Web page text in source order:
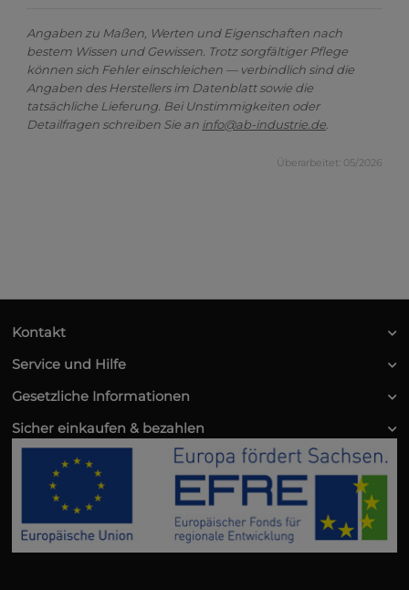
Angaben zu Maßen, Werten und Eigenschaften nach
bestem Wissen und Gewissen. Trotz sorgfältiger Pflege
können sich Fehler einschleichen — verbindlich sind die
Angaben des Herstellers im Datenblatt sowie die
tatsächliche Lieferung. Bei Unstimmigkeiten oder
Detailfragen schreiben Sie an info@ab-industrie.de.
Überarbeitet: 05/2026
Kontakt
Service und Hilfe
Gesetzliche Informationen
Sicher einkaufen & bezahlen